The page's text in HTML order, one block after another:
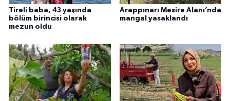
Tireli baba, 43 yaşında
bölüm birincisi olarak
mezun oldu
Arappınarı Mesire Alanı’nda
mangal yasaklandı